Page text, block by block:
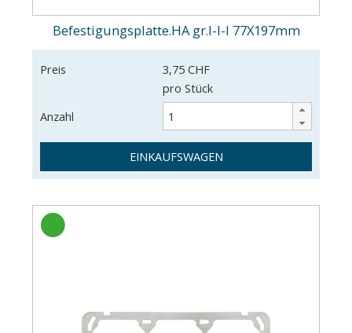
Befestigungsplatte.HA gr.I-I-I 77X197mm
Preis
3,75 CHF
pro Stück
Anzahl
EINKAUFSWAGEN